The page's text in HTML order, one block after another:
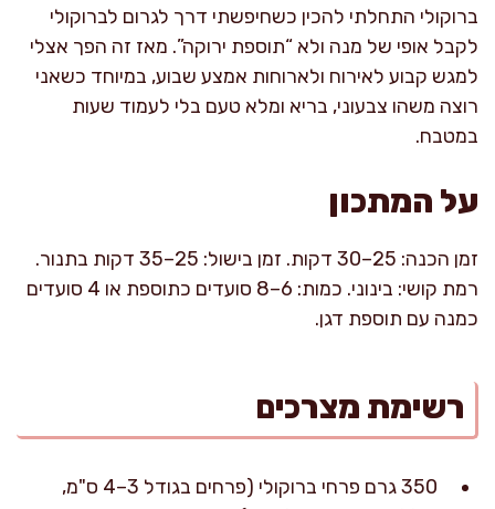
ברוקולי התחלתי להכין כשחיפשתי דרך לגרום לברוקולי
לקבל אופי של מנה ולא “תוספת ירוקה”. מאז זה הפך אצלי
למגש קבוע לאירוח ולארוחות אמצע שבוע, במיוחד כשאני
רוצה משהו צבעוני, בריא ומלא טעם בלי לעמוד שעות
במטבח.
על המתכון
זמן הכנה: 25–30 דקות. זמן בישול: 25–35 דקות בתנור.
רמת קושי: בינוני. כמות: 6–8 סועדים כתוספת או 4 סועדים
כמנה עם תוספת דגן.
רשימת מצרכים
350 גרם פרחי ברוקולי (פרחים בגודל 3–4 ס"מ,